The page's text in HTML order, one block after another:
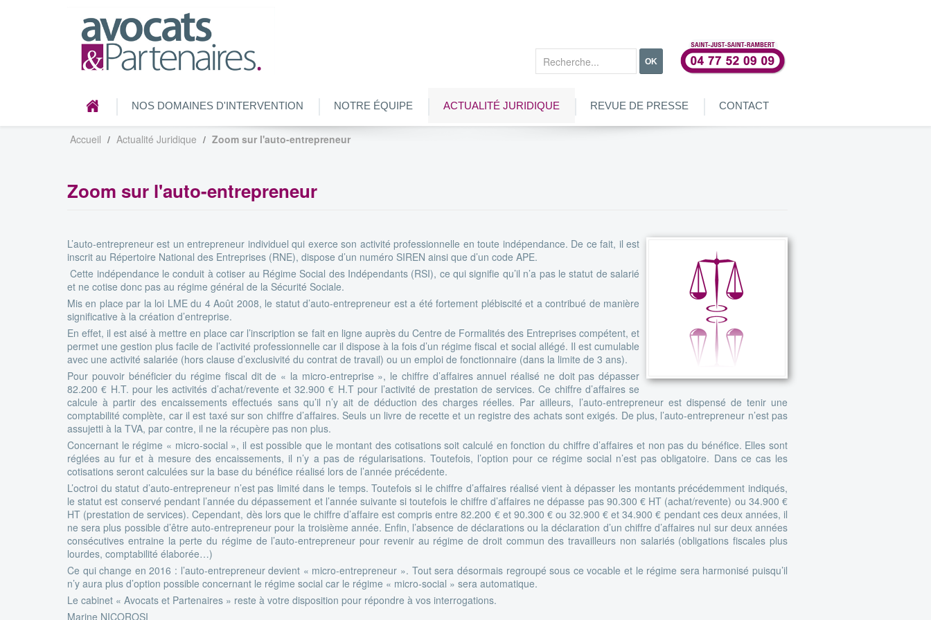
OK
NOS DOMAINES D'INTERVENTION NOTRE ÉQUIPE ACTUALITÉ JURIDIQUE REVUE DE PRESSE CONTACT
Accueil Actualité Juridique Zoom sur l'auto-entrepreneur
Zoom sur l'auto-entrepreneur
L’auto-entrepreneur est un entrepreneur individuel qui exerce son activité professionnelle en toute indépendance. De ce fait, il est
inscrit au Répertoire National des Entreprises (RNE), dispose d’un numéro SIREN ainsi que d’un code APE.
Cette indépendance le conduit à cotiser au Régime Social des Indépendants (RSI), ce qui signifie qu’il n’a pas le statut de salarié
et ne cotise donc pas au régime général de la Sécurité Sociale.
Mis en place par la loi LME du 4 Août 2008, le statut d’auto-entrepreneur est a été fortement plébiscité et a contribué de manière
significative à la création d’entreprise.
En effet, il est aisé à mettre en place car l’inscription se fait en ligne auprès du Centre de Formalités des Entreprises compétent, et
permet une gestion plus facile de l’activité professionnelle car il dispose à la fois d’un régime fiscal et social allégé. Il est cumulable
avec une activité salariée (hors clause d’exclusivité du contrat de travail) ou un emploi de fonctionnaire (dans la limite de 3 ans).
Pour pouvoir bénéficier du régime fiscal dit de « la micro-entreprise », le chiffre d’affaires annuel réalisé ne doit pas dépasser
82.200 € H.T. pour les activités d’achat/revente et 32.900 € H.T pour l’activité de prestation de services. Ce chiffre d’affaires se
calcule à partir des encaissements effectués sans qu’il n’y ait de déduction des charges réelles. Par ailleurs, l’auto-entrepreneur est dispensé de tenir une
comptabilité complète, car il est taxé sur son chiffre d’affaires. Seuls un livre de recette et un registre des achats sont exigés. De plus, l’auto-entrepreneur n’est pas
assujetti à la TVA, par contre, il ne la récupère pas non plus.
Concernant le régime « micro-social », il est possible que le montant des cotisations soit calculé en fonction du chiffre d’affaires et non pas du bénéfice. Elles sont
réglées au fur et à mesure des encaissements, il n’y a pas de régularisations. Toutefois, l’option pour ce régime social n’est pas obligatoire. Dans ce cas les
cotisations seront calculées sur la base du bénéfice réalisé lors de l’année précédente.
L’octroi du statut d’auto-entrepreneur n’est pas limité dans le temps. Toutefois si le chiffre d’affaires réalisé vient à dépasser les montants précédemment indiqués,
le statut est conservé pendant l’année du dépassement et l’année suivante si toutefois le chiffre d’affaires ne dépasse pas 90.300 € HT (achat/revente) ou 34.900 €
HT (prestation de services). Cependant, dès lors que le chiffre d’affaire est compris entre 82.200 € et 90.300 € ou 32.900 € et 34.900 € pendant ces deux années, il
ne sera plus possible d’être auto-entrepreneur pour la troisième année. Enfin, l’absence de déclarations ou la déclaration d’un chiffre d’affaires nul sur deux années
consécutives entraine la perte du régime de l’auto-entrepreneur pour revenir au régime de droit commun des travailleurs non salariés (obligations fiscales plus
lourdes, comptabilité élaborée…)
Ce qui change en 2016 : l’auto-entrepreneur devient « micro-entrepreneur ». Tout sera désormais regroupé sous ce vocable et le régime sera harmonisé puisqu’il
n’y aura plus d’option possible concernant le régime social car le régime « micro-social » sera automatique.
Le cabinet « Avocats et Partenaires » reste à votre disposition pour répondre à vos interrogations.
Marine NICOROSI